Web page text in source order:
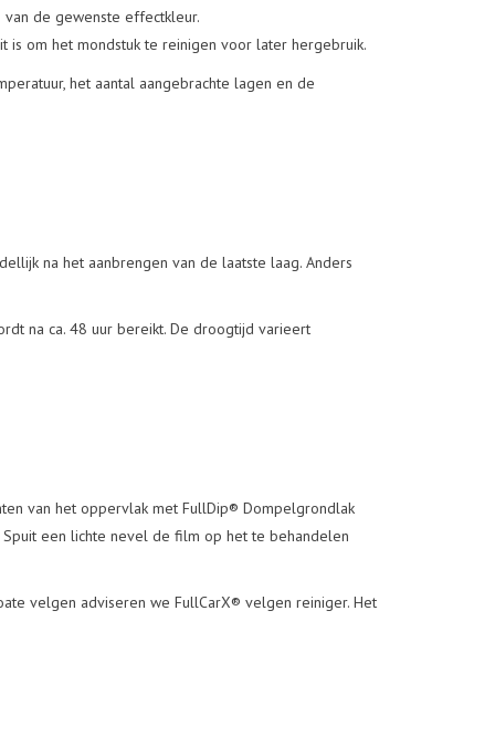
de gewenste effectkleur.
is om het mondstuk te reinigen voor later hergebruik.
het aantal aangebrachte lagen en de
na het aanbrengen van de laatste laag. Anders
na ca. 48 uur bereikt. De droogtijd varieert
van het oppervlak met FullDip® Dompelgrondlak
een lichte nevel de film op het te behandelen
velgen adviseren we FullCarX® velgen reiniger. Het